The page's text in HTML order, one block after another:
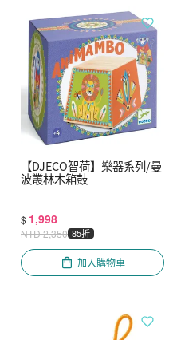
【DJECO智荷】樂器系列/曼
波叢林木箱鼓
$ 1,998
NTD2,350 85折
加入購物車